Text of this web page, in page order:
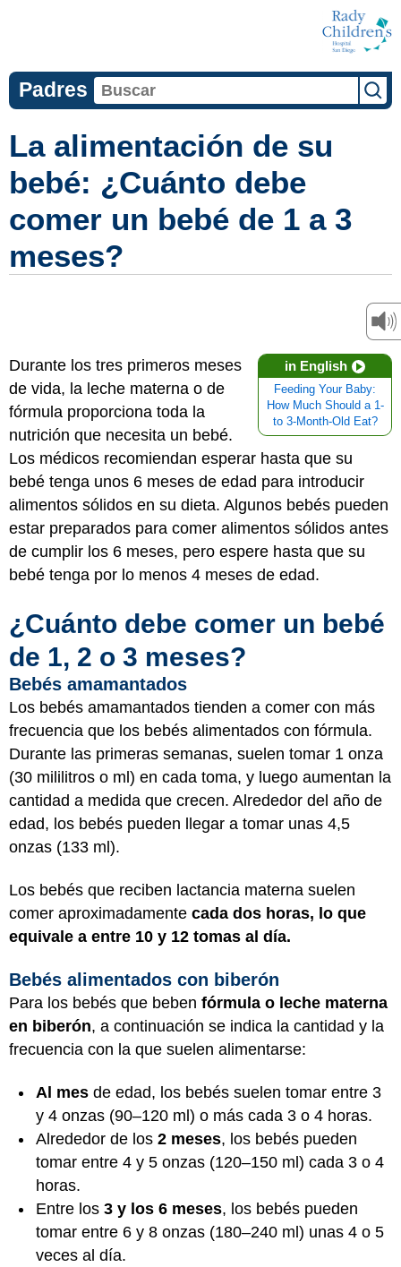
Padres
La alimentación de su
bebé: ¿Cuánto debe
comer un bebé de 1 a 3
meses?
in English
Feeding Your Baby:
How Much Should a 1-
to 3-Month-Old Eat?
Durante los tres primeros meses
de vida, la leche materna o de
fórmula proporciona toda la
nutrición que necesita un bebé.
Los médicos recomiendan esperar hasta que su
bebé tenga unos 6 meses de edad para introducir
alimentos sólidos en su dieta. Algunos bebés pueden
estar preparados para comer alimentos sólidos antes
de cumplir los 6 meses, pero espere hasta que su
bebé tenga por lo menos 4 meses de edad.
¿Cuánto debe comer un bebé
de 1, 2 o 3 meses?
Bebés amamantados
Los bebés amamantados tienden a comer con más
frecuencia que los bebés alimentados con fórmula.
Durante las primeras semanas, suelen tomar 1 onza
(30 mililitros o ml) en cada toma, y luego aumentan la
cantidad a medida que crecen. Alrededor del año de
edad, los bebés pueden llegar a tomar unas 4,5
onzas (133 ml).
Los bebés que reciben lactancia materna suelen
comer aproximadamente cada dos horas, lo que
equivale a entre 10 y 12 tomas al día.
Bebés alimentados con biberón
Para los bebés que beben fórmula o leche materna
en biberón, a continuación se indica la cantidad y la
frecuencia con la que suelen alimentarse:
Al mes de edad, los bebés suelen tomar entre 3
y 4 onzas (90–120 ml) o más cada 3 o 4 horas.
Alrededor de los 2 meses, los bebés pueden
tomar entre 4 y 5 onzas (120–150 ml) cada 3 o 4
horas.
Entre los 3 y los 6 meses, los bebés pueden
tomar entre 6 y 8 onzas (180–240 ml) unas 4 o 5
veces al día.